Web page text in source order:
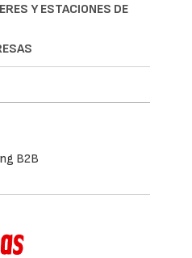
Y ESTACIONES DE
B2B